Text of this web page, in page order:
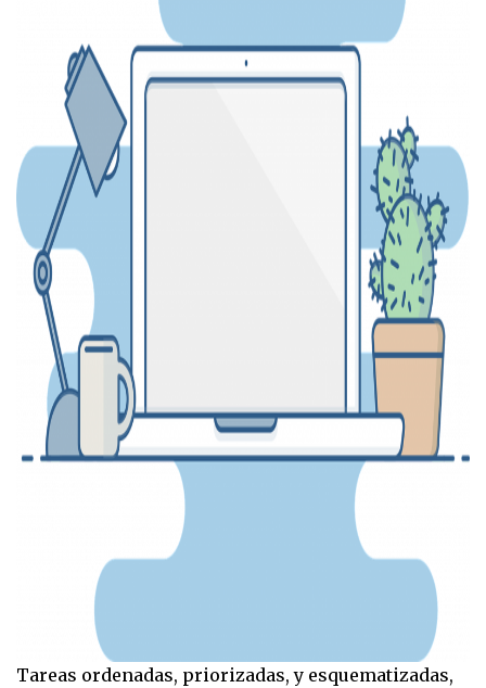
Tareas ordenadas, priorizadas, y esquematizadas,